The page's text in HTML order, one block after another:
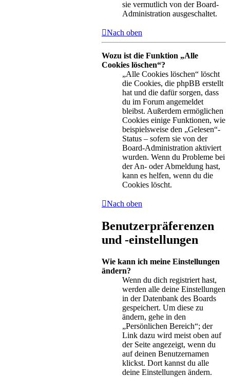
sie vermutlich von der Board-
Administration ausgeschaltet.
Nach oben
Wozu ist die Funktion „Alle
Cookies löschen“?
„Alle Cookies löschen“ löscht
die Cookies, die phpBB erstellt
hat und die dafür sorgen, dass
du im Forum angemeldet
bleibst. Außerdem ermöglichen
Cookies einige Funktionen, wie
beispielsweise den „Gelesen“-
Status – sofern sie von der
Board-Administration aktiviert
wurden. Wenn du Probleme bei
der An- oder Abmeldung hast,
kann es helfen, wenn du die
Cookies löscht.
Nach oben
Benutzerpräferenzen
und -einstellungen
Wie kann ich meine Einstellungen
ändern?
Wenn du dich registriert hast,
werden alle deine Einstellungen
in der Datenbank des Boards
gespeichert. Um diese zu
ändern, gehe in den
„Persönlichen Bereich“; der
Link dazu wird meist oben auf
der Seite angezeigt, wenn du
auf deinen Benutzernamen
klickst. Dort kannst du alle
deine Einstellungen ändern.